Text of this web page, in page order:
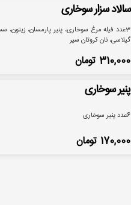
سالاد سزار سوخاری
3عدد فیله مرغ سوخاری، پنیر پارمسان،
گیلاسی، نان کروتان سیر
310,000 تومان
پنیر سوخاری
6عدد پنیر سوخاری
170,000 تومان